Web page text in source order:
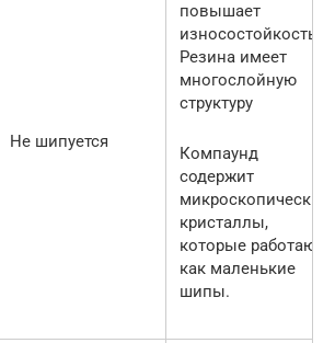
Не шипуется
повышает
износостойкость
Резина имеет
многослойную
структуру
Компаунд
содержит
микроскопические
кристаллы,
которые работают
как маленькие
шипы.